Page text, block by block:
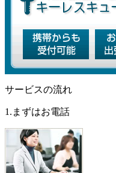
サービスの流れ
1.まずはお電話